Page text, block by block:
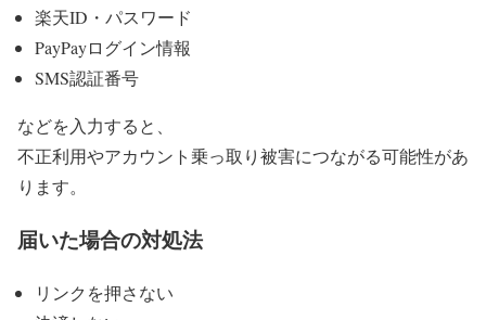
楽天ID・パスワード
PayPayログイン情報
SMS認証番号
などを入力すると、
不正利用やアカウント乗っ取り被害につながる可能性があ
ります。
届いた場合の対処法
リンクを押さない